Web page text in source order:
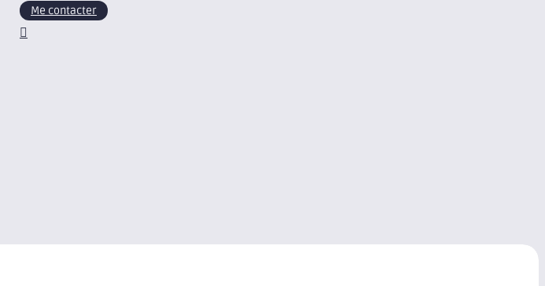
Me contacter